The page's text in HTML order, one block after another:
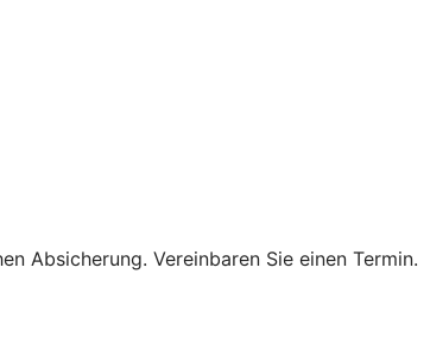
Absicherung. Vereinbaren Sie einen Termin.